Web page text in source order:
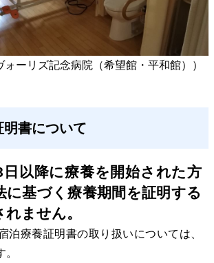
ーリズ記念病院（希望館・平和館））
書について
以降に療養を開始された方
に基づく療養期間を証明する
ません。
泊療養証明書の取り扱いについては